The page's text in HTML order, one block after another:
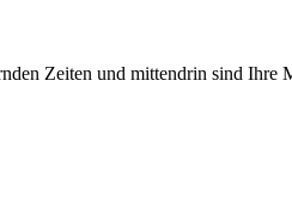
Zeiten und mittendrin sind Ihre